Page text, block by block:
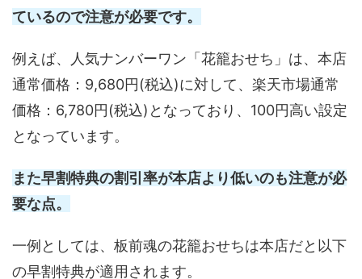
ているので注意が必要です。
例えば、人気ナンバーワン「花籠おせち」は、本店
通常価格：9,680円(税込)に対して、楽天市場通常
価格：6,780円(税込)となっており、100円高い設定
となっています。
また早割特典の割引率が本店より低いのも注意が必
要な点。
一例としては、板前魂の花籠おせちは本店だと以下
の早割特典が適用されます。